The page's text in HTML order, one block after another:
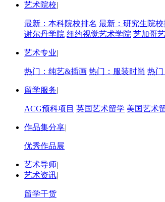
艺术院校|
最新：本科院校排名 最新：研究生院校
谢尔丹学院 纽约视觉艺术学院 芝加哥
艺术专业|
热门：纯艺&插画 热门：服装时尚 热门
留学服务|
ACG预科项目 英国艺术留学 美国艺术
作品集分享|
优秀作品展
艺术导师|
艺术资讯|
留学干货